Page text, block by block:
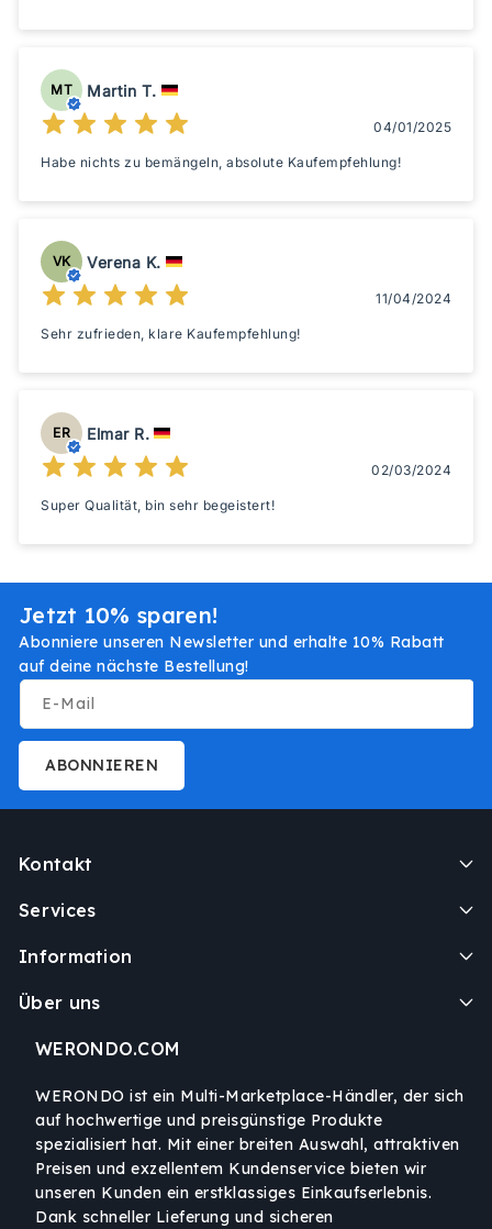
MT Martin T.
04/01/2025
Habe nichts zu bemängeln, absolute Kaufempfehlung!
VK Verena K.
11/04/2024
Sehr zufrieden, klare Kaufempfehlung!
ER Elmar R.
02/03/2024
Super Qualität, bin sehr begeistert!
Jetzt 10% sparen!
Abonniere unseren Newsletter und erhalte 10% Rabatt
auf deine nächste Bestellung!
E-Mail
ABONNIEREN
Kontakt
Services
Information
Über uns
WERONDO.COM
WERONDO ist ein Multi-Marketplace-Händler, der sich
auf hochwertige und preisgünstige Produkte
spezialisiert hat. Mit einer breiten Auswahl, attraktiven
Preisen und exzellentem Kundenservice bieten wir
unseren Kunden ein erstklassiges Einkaufserlebnis.
Dank schneller Lieferung und sicheren